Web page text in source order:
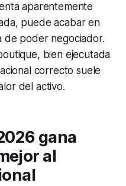
aparentemente
puede acabar en
de poder negociador.
bien ejecutada
correcto suele
del activo.
gana
al